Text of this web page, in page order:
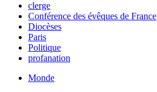
clerge
Conférence des évêques de France
Diocèses
Paris
Politique
profanation
Monde